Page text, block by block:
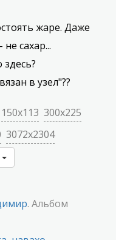
жаре. Даже
сахар...
в узел"??
150x113 300x225
3072x2304
. Альбом